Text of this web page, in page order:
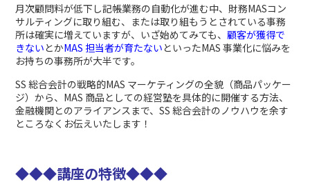
月次顧問料が低下し記帳業務の自動化が進む中、財務MASコン
サルティングに取り組む、または取り組もうとされている事務
所は確実に増えていますが、いざ始めてみても、顧客が獲得で
きないとかMAS 担当者が育たないといったMAS 事業化に悩みを
お持ちの事務所が大半です。
SS 総合会計の戦略的MAS マーケティングの全貌（商品パッケー
ジ）から、MAS 商品としての経営塾を具体的に開催する方法、
金融機関とのアライアンスまで、SS 総合会計のノウハウを余す
ところなくお伝えいたします！
◆◆◆講座の特徴◆◆◆